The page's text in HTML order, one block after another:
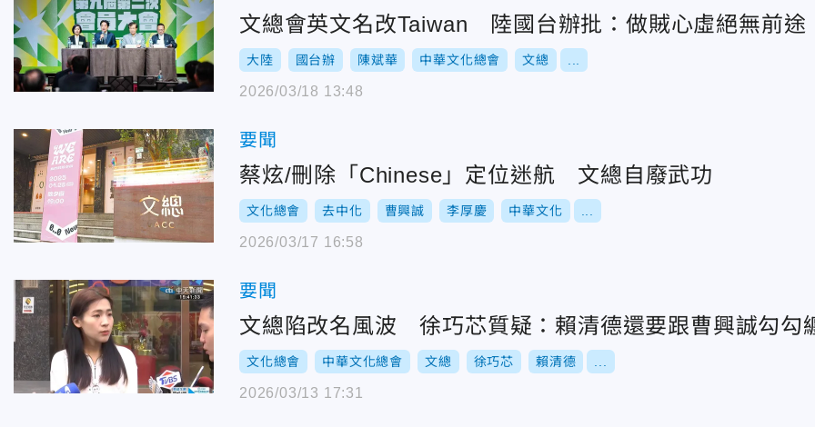
文總會英文名改Taiwan 陸國台辦批：做賊心虛絕無前途
大陸 國台辦 陳斌華 中華文化總會 文總
2026/03/18 13:48
要聞
蔡炫/刪除「Chinese」定位迷航 文總自廢武功
文化總會 去中化 曹興誠 李厚慶 中華文化
2026/03/17 16:58
要聞
文總陷改名風波 徐巧芯質疑：賴清德還要跟曹興誠勾勾
文化總會 中華文化總會 文總 徐巧芯 賴清德
2026/03/13 17:31